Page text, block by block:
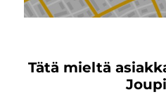
Tätä mieltä